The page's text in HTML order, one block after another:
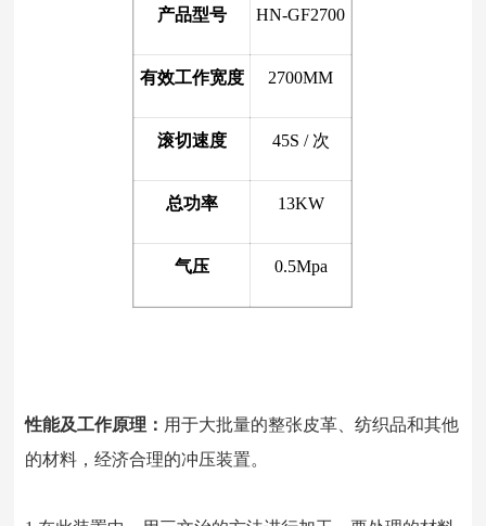
产品型号 HN-GF2700
有效工作宽度 2700MM
滚切速度 45S / 次
总功率 13KW
气压 0.5Mpa
性能及工作原理： 用于大批量的整张皮革、纺织品和其他
的材料，经济合理的冲压装置。